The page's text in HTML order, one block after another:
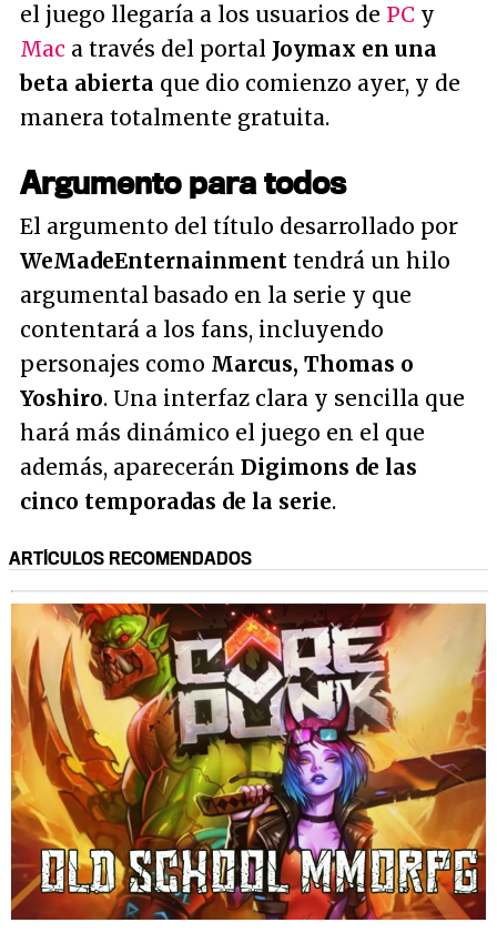
el juego llegaría a los usuarios de PC y
Mac a través del portal Joymax en una
beta abierta que dio comienzo ayer, y de
manera totalmente gratuita.
Argumento para todos
El argumento del título desarrollado por
WeMadeEnternainment tendrá un hilo
argumental basado en la serie y que
contentará a los fans, incluyendo
personajes como Marcus, Thomas o
Yoshiro. Una interfaz clara y sencilla que
hará más dinámico el juego en el que
además, aparecerán Digimons de las
cinco temporadas de la serie.
ARTÍCULOS RECOMENDADOS